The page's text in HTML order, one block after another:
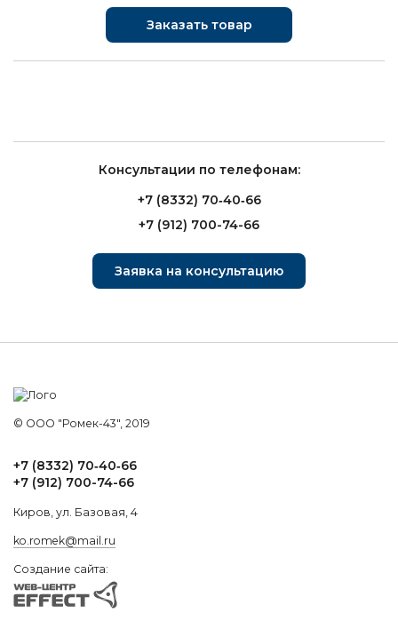
Заказать товар
Консультации по телефонам:
+7 (8332) 70‑40‑66
+7 (912) 700-74-66
Заявка на консультацию
© ООО "Ромек-43", 2019
+7 (8332) 70‑40‑66
+7 (912) 700-74-66
Киров, ул. Базовая, 4
ko.romek@mail.ru
Создание сайта: